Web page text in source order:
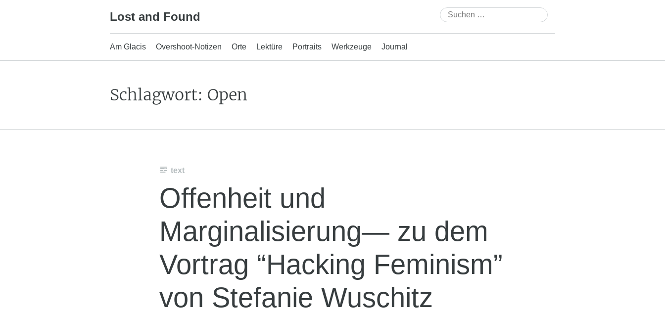
Lost and Found
Suchen
nach:
Am Glacis Overshoot-Notizen Orte Lektüre Portraits Werkzeuge Journal
Schlagwort: Open
text
Offenheit und
Marginalisierung— zu dem
Vortrag “Hacking Feminism”
von Stefanie Wuschitz